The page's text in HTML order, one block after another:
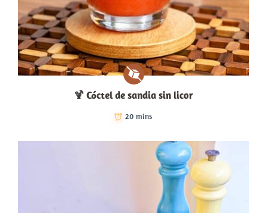
🍹 Cóctel de sandia sin licor
20 mins